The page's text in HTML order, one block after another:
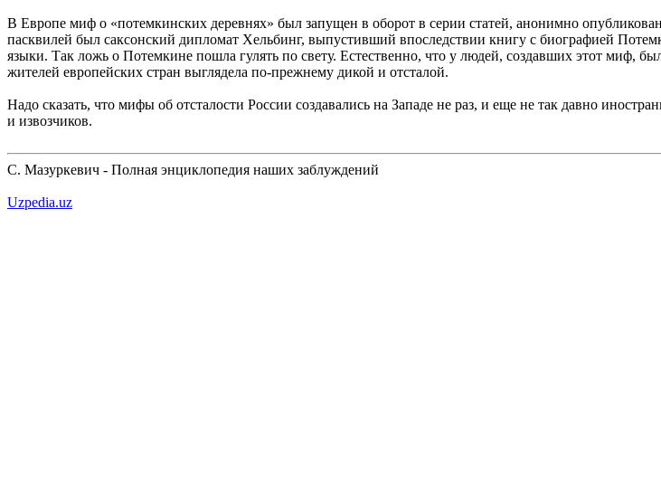
В Европе миф о «потемкинских деревнях» был запущен в оборот в серии статей, анонимно
пасквилей был саксонский дипломат Хельбинг, выпустивший впоследствии книгу с биографией
языки. Так ложь о Потемкине пошла гулять по свету. Естественно, что у людей, создавших этот миф,
жителей европейских стран выглядела по-прежнему дикой и отсталой.
Надо сказать, что мифы об отсталости России создавались на Западе не раз, и еще не так давно
и извозчиков.
С. Мазуркевич - Полная энциклопедия наших заблуждений
Uzpedia.uz